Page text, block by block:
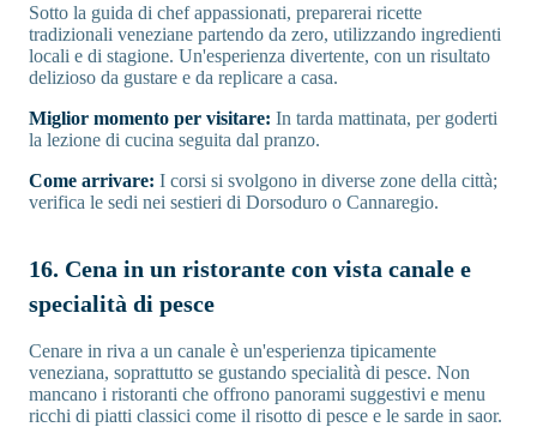
Sotto la guida di chef appassionati, preparerai ricette
tradizionali veneziane partendo da zero, utilizzando ingredienti
locali e di stagione. Un'esperienza divertente, con un risultato
delizioso da gustare e da replicare a casa.
Miglior momento per visitare: In tarda mattinata, per goderti
la lezione di cucina seguita dal pranzo.
Come arrivare: I corsi si svolgono in diverse zone della città;
verifica le sedi nei sestieri di Dorsoduro o Cannaregio.
16. Cena in un ristorante con vista canale e
specialità di pesce
Cenare in riva a un canale è un'esperienza tipicamente
veneziana, soprattutto se gustando specialità di pesce. Non
mancano i ristoranti che offrono panorami suggestivi e menu
ricchi di piatti classici come il risotto di pesce e le sarde in saor.